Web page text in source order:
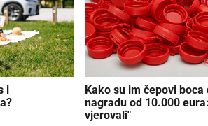
i
Kako su im čepovi boca
nagradu od 10.000
vjerovali"